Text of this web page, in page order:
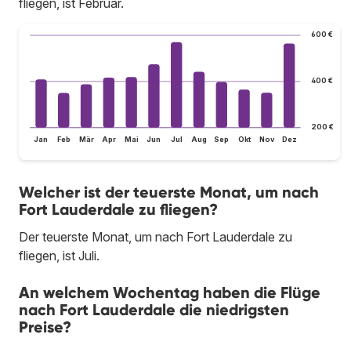
200 €
400 €
600 €
Jan Feb Mär Apr Mai Jun Jul Aug Sep Okt Nov Dez
Welcher ist der teuerste Monat, um nach
Fort Lauderdale zu fliegen?
Der teuerste Monat, um nach Fort Lauderdale zu
fliegen, ist Juli.
An welchem Wochentag haben die Flüge
nach Fort Lauderdale die niedrigsten
Preise?